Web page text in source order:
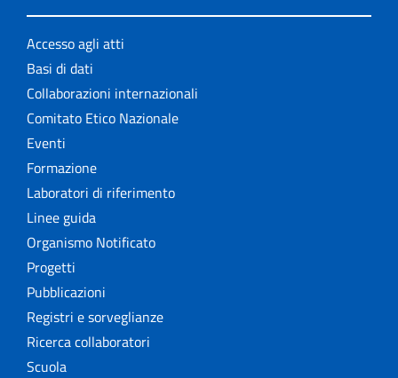
Accesso agli atti
Basi di dati
Collaborazioni internazionali
Comitato Etico Nazionale
Eventi
Formazione
Laboratori di riferimento
Linee guida
Organismo Notificato
Progetti
Pubblicazioni
Registri e sorveglianze
Ricerca collaboratori
Scuola